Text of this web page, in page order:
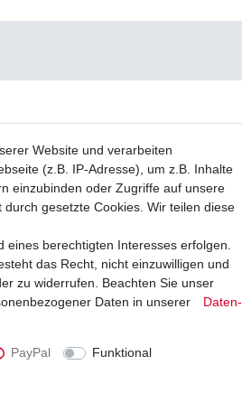
Website und verarbeiten
(z.B. IP-Adresse), um z.B. Inhalte
einzubinden oder Zugriffe auf unsere
gesetzte Cookies. Wir teilen diese
berechtigten Interesses erfolgen.
das Recht, nicht einzuwilligen und
zu widerrufen. Beachten Sie unser
Daten in unserer
Daten­
PayPal
Funktional